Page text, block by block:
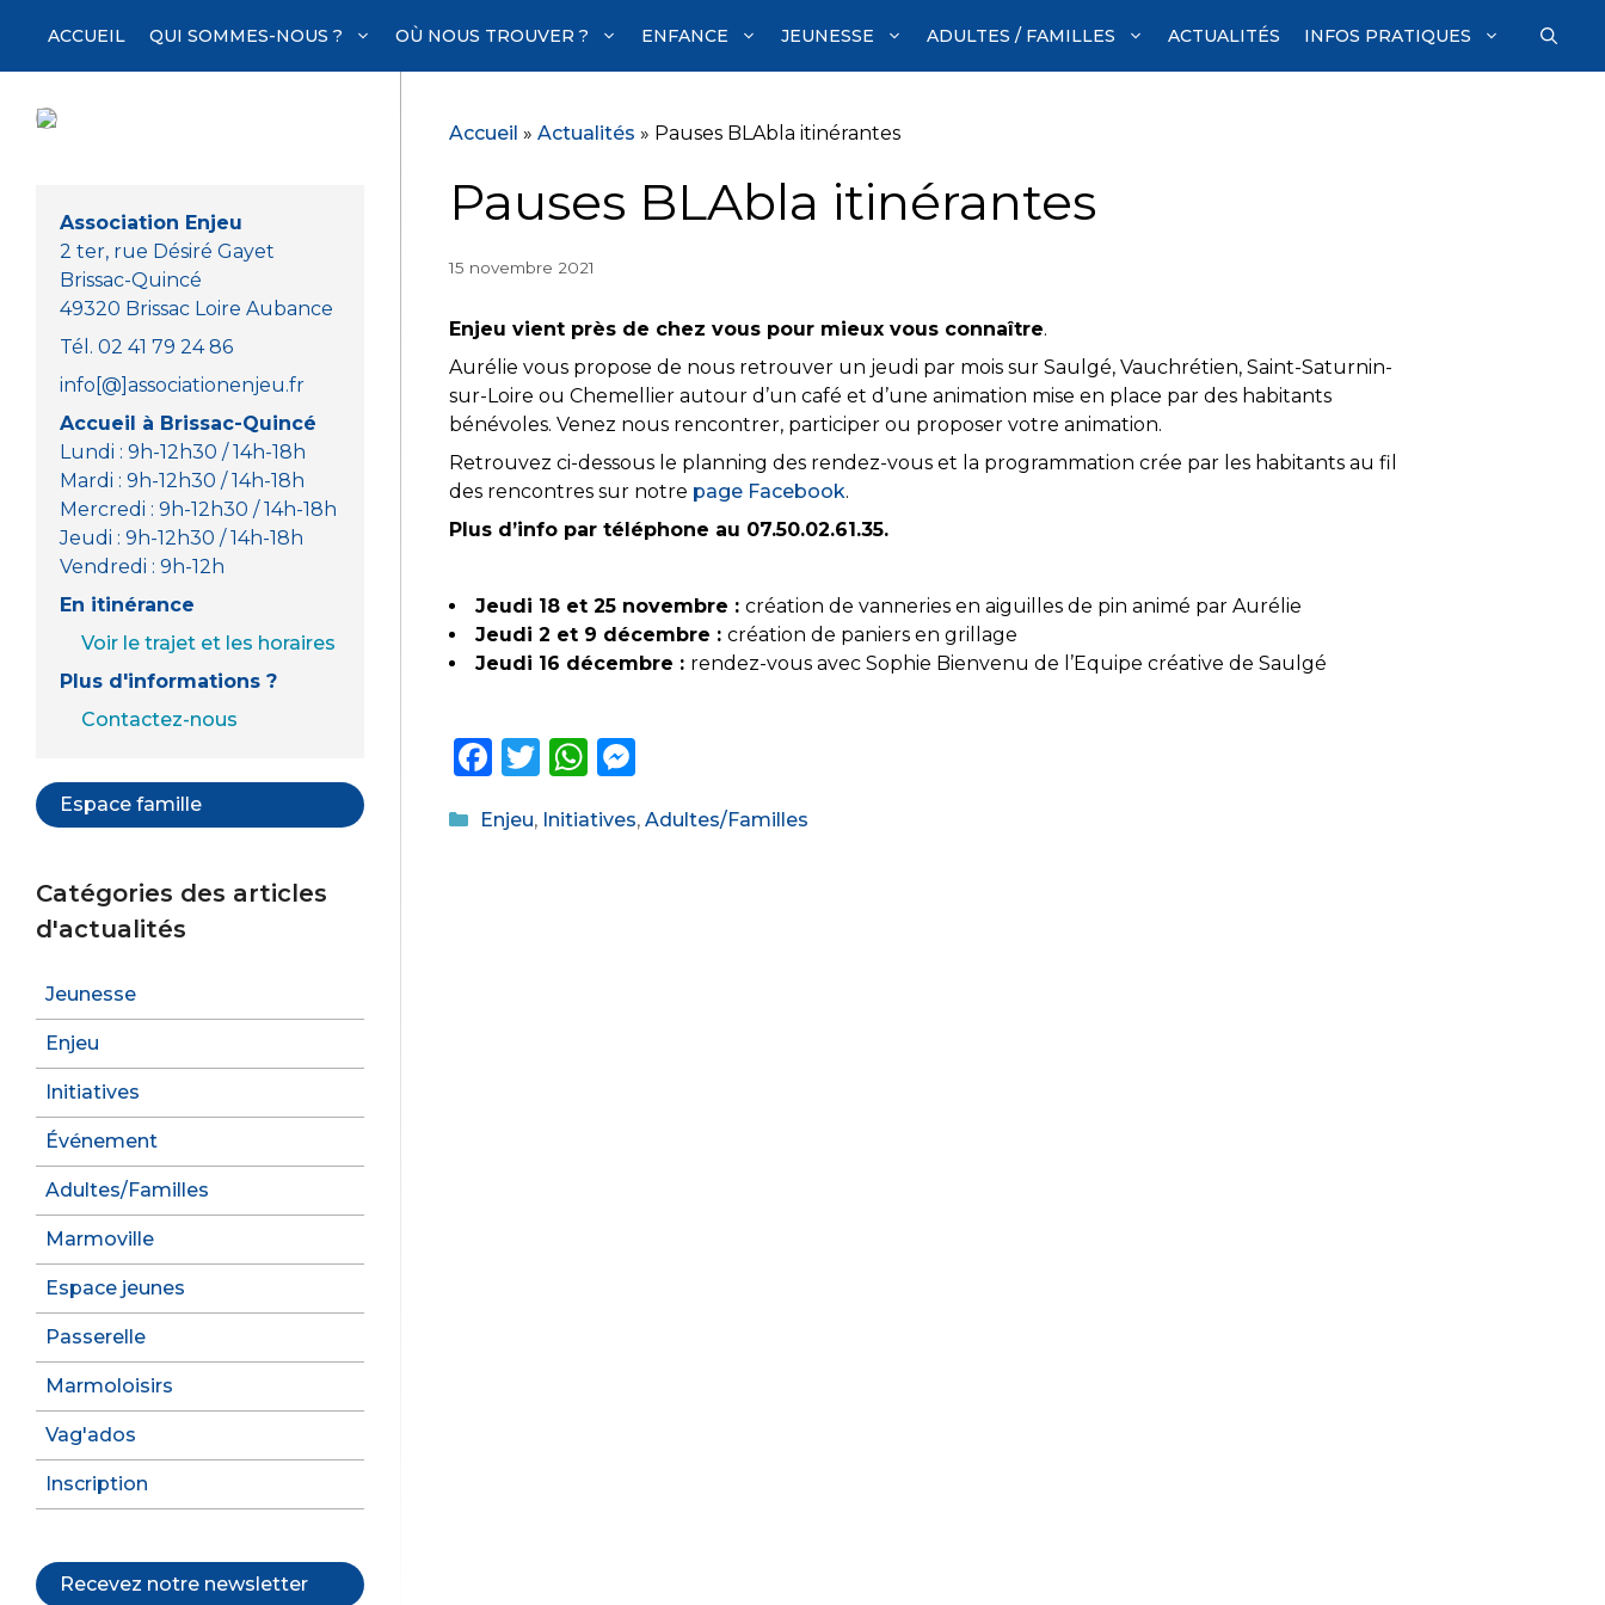
contenu
ACCUEIL QUI SOMMES-NOUS ? OÙ NOUS TROUVER ? ENFANCE JEUNESSE ADULTES / FAMILLES ACTUALITÉS INFOS PRATIQUES
Accueil » Actualités » Pauses BLAbla itinérantes
Pauses BLAbla itinérantes
15 novembre 2021
Enjeu vient près de chez vous pour mieux vous connaître.
Aurélie vous propose de nous retrouver un jeudi par mois sur Saulgé, Vauchrétien, Saint-Saturnin-
sur-Loire ou Chemellier autour d’un café et d’une animation mise en place par des habitants
bénévoles. Venez nous rencontrer, participer ou proposer votre animation.
Retrouvez ci-dessous le planning des rendez-vous et la programmation crée par les habitants au fil
des rencontres sur notre page Facebook.
Plus d’info par téléphone au 07.50.02.61.35.
Jeudi 18 et 25 novembre : création de vanneries en aiguilles de pin animé par Aurélie
Jeudi 2 et 9 décembre : création de paniers en grillage
Jeudi 16 décembre : rendez-vous avec Sophie Bienvenu de l’Equipe créative de Saulgé
F
c
T
it
W
a ss
Catégories
Enjeu, Initiatives, Adultes/Familles
Association Enjeu
2 ter, rue Désiré Gayet
Brissac-Quincé
49320 Brissac Loire Aubance
Tél. 02 41 79 24 86
info[@]associationenjeu.fr
Accueil à Brissac-Quincé
Lundi : 9h-12h30 / 14h-18h
Mardi : 9h-12h30 / 14h-18h
Mercredi : 9h-12h30 / 14h-18h
Jeudi : 9h-12h30 / 14h-18h
Vendredi : 9h-12h
En itinérance
Voir le trajet et les horaires
Plus d'informations ?
Contactez-nous
Espace famille
Catégories des articles
d'actualités
Jeunesse
Enjeu
Initiatives
Événement
Adultes/Familles
Marmoville
Espace jeunes
Passerelle
Marmoloisirs
Vag'ados
Inscription
Recevez notre newsletter